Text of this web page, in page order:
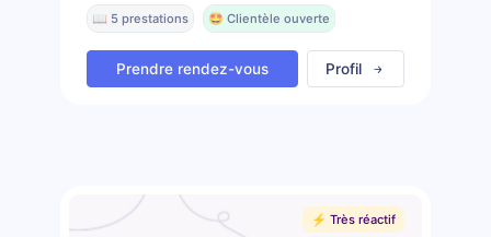
📖 5 prestations 🤩 Clientèle ouverte
Prendre rendez-vous Profil
⚡️ Très réactif